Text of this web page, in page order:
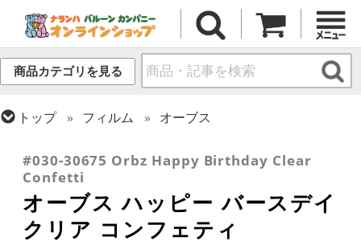
商品カテゴリを見る
トップ フィルム
オーブス
#030-30675 Orbz Happy Birthday Clear
Confetti
オーブス ハッピー バースデイ
クリア コンフェティ